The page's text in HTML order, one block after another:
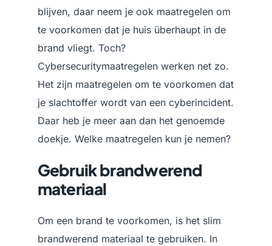
blijven, daar neem je ook maatregelen om
te voorkomen dat je huis überhaupt in de
brand vliegt. Toch?
Cybersecuritymaatregelen werken net zo.
Het zijn maatregelen om te voorkomen dat
je slachtoffer wordt van een cyberincident.
Daar heb je meer aan dan het genoemde
doekje. Welke maatregelen kun je nemen?
Gebruik brandwerend
materiaal
Om een brand te voorkomen, is het slim
brandwerend materiaal te gebruiken. In